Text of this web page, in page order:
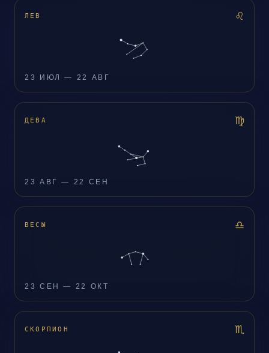
ЛЕВ ♌
23 ИЮЛ — 22 АВГ
ДЕВА ♍
23 АВГ — 22 СЕН
ВЕСЫ ♎
23 СЕН — 22 ОКТ
СКОРПИОН ♏